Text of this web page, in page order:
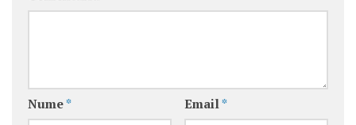
Nume* Email*